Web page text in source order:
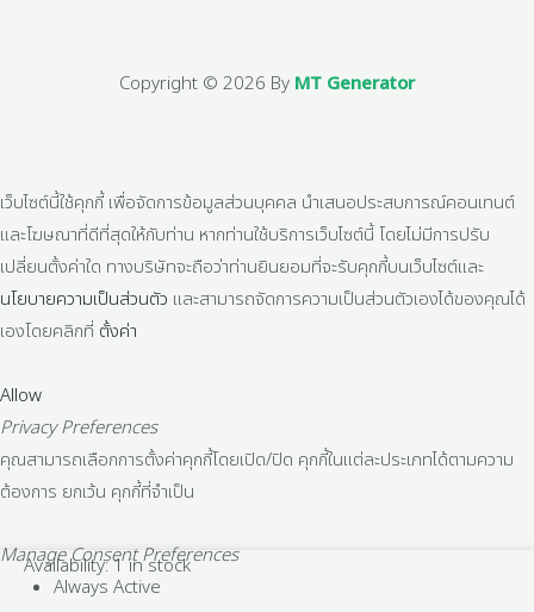
Copyright © 2026 By MT Generator
เว็บไซต์นี้ใช้คุกกี้ เพื่อจัดการข้อมูลส่วนบุคคล นำเสนอประสบการณ์คอนเทนต์
และโฆษณาที่ดีที่สุดให้กับท่าน หากท่านใช้บริการเว็บไซต์นี้ โดยไม่มีการปรับ
เปลี่ยนตั้งค่าใด ทางบริษัทจะถือว่าท่านยินยอมที่จะรับคุกกี้บนเว็บไซต์และ
นโยบายความเป็นส่วนตัว และสามารถจัดการความเป็นส่วนตัวเองได้ของคุณได้
เองโดยคลิกที่ ตั้งค่า
Allow
Privacy Preferences
คุณสามารถเลือกการตั้งค่าคุกกี้โดยเปิด/ปิด คุกกี้ในแต่ละประเภทได้ตามความ
ต้องการ ยกเว้น คุกกี้ที่จำเป็น
Manage Consent Preferences
Always Active
Availability:1 in stock
ข้อ
ต่อ